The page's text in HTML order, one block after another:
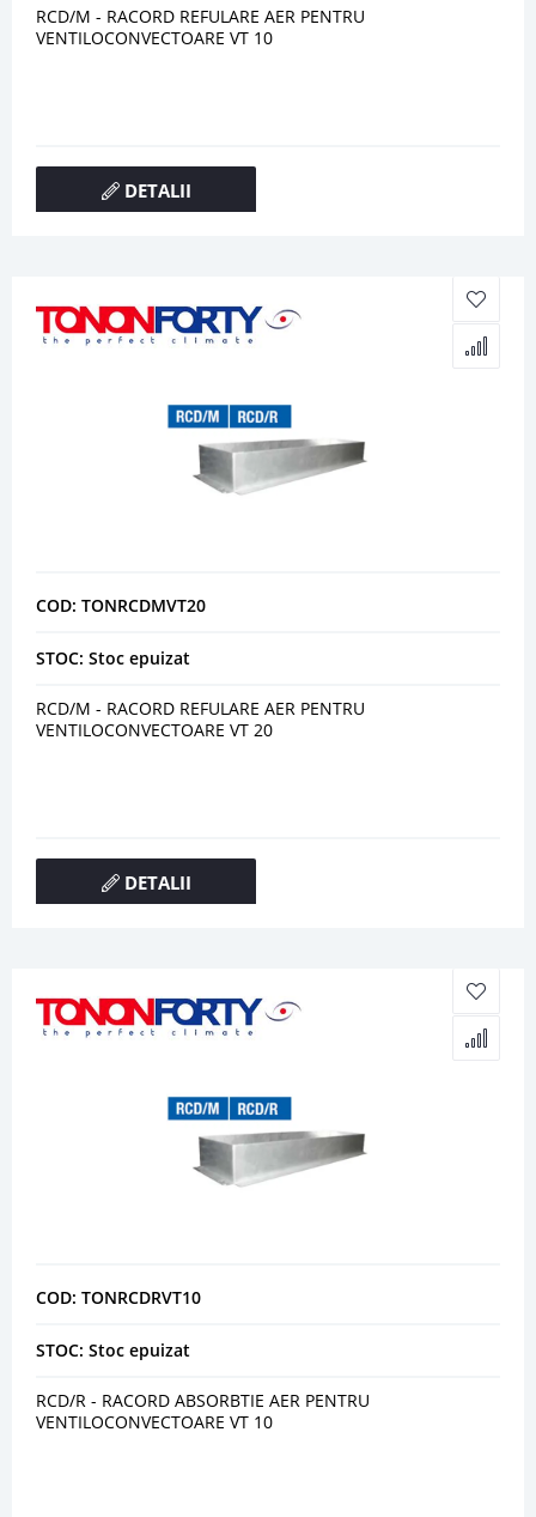
RCD/M - RACORD REFULARE AER PENTRU
VENTILOCONVECTOARE VT 10
DETALII
COD: TONRCDMVT20
STOC: Stoc epuizat
RCD/M - RACORD REFULARE AER PENTRU
VENTILOCONVECTOARE VT 20
DETALII
COD: TONRCDRVT10
STOC: Stoc epuizat
RCD/R - RACORD ABSORBTIE AER PENTRU
VENTILOCONVECTOARE VT 10